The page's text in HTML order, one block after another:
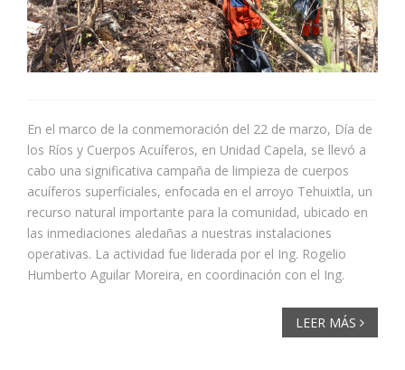
En el marco de la conmemoración del 22 de marzo, Día de
los Ríos y Cuerpos Acuíferos, en Unidad Capela, se llevó a
cabo una significativa campaña de limpieza de cuerpos
acuíferos superficiales, enfocada en el arroyo Tehuixtla, un
recurso natural importante para la comunidad, ubicado en
las inmediaciones aledañas a nuestras instalaciones
operativas. La actividad fue liderada por el Ing. Rogelio
Humberto Aguilar Moreira, en coordinación con el Ing.
LEER MÁS